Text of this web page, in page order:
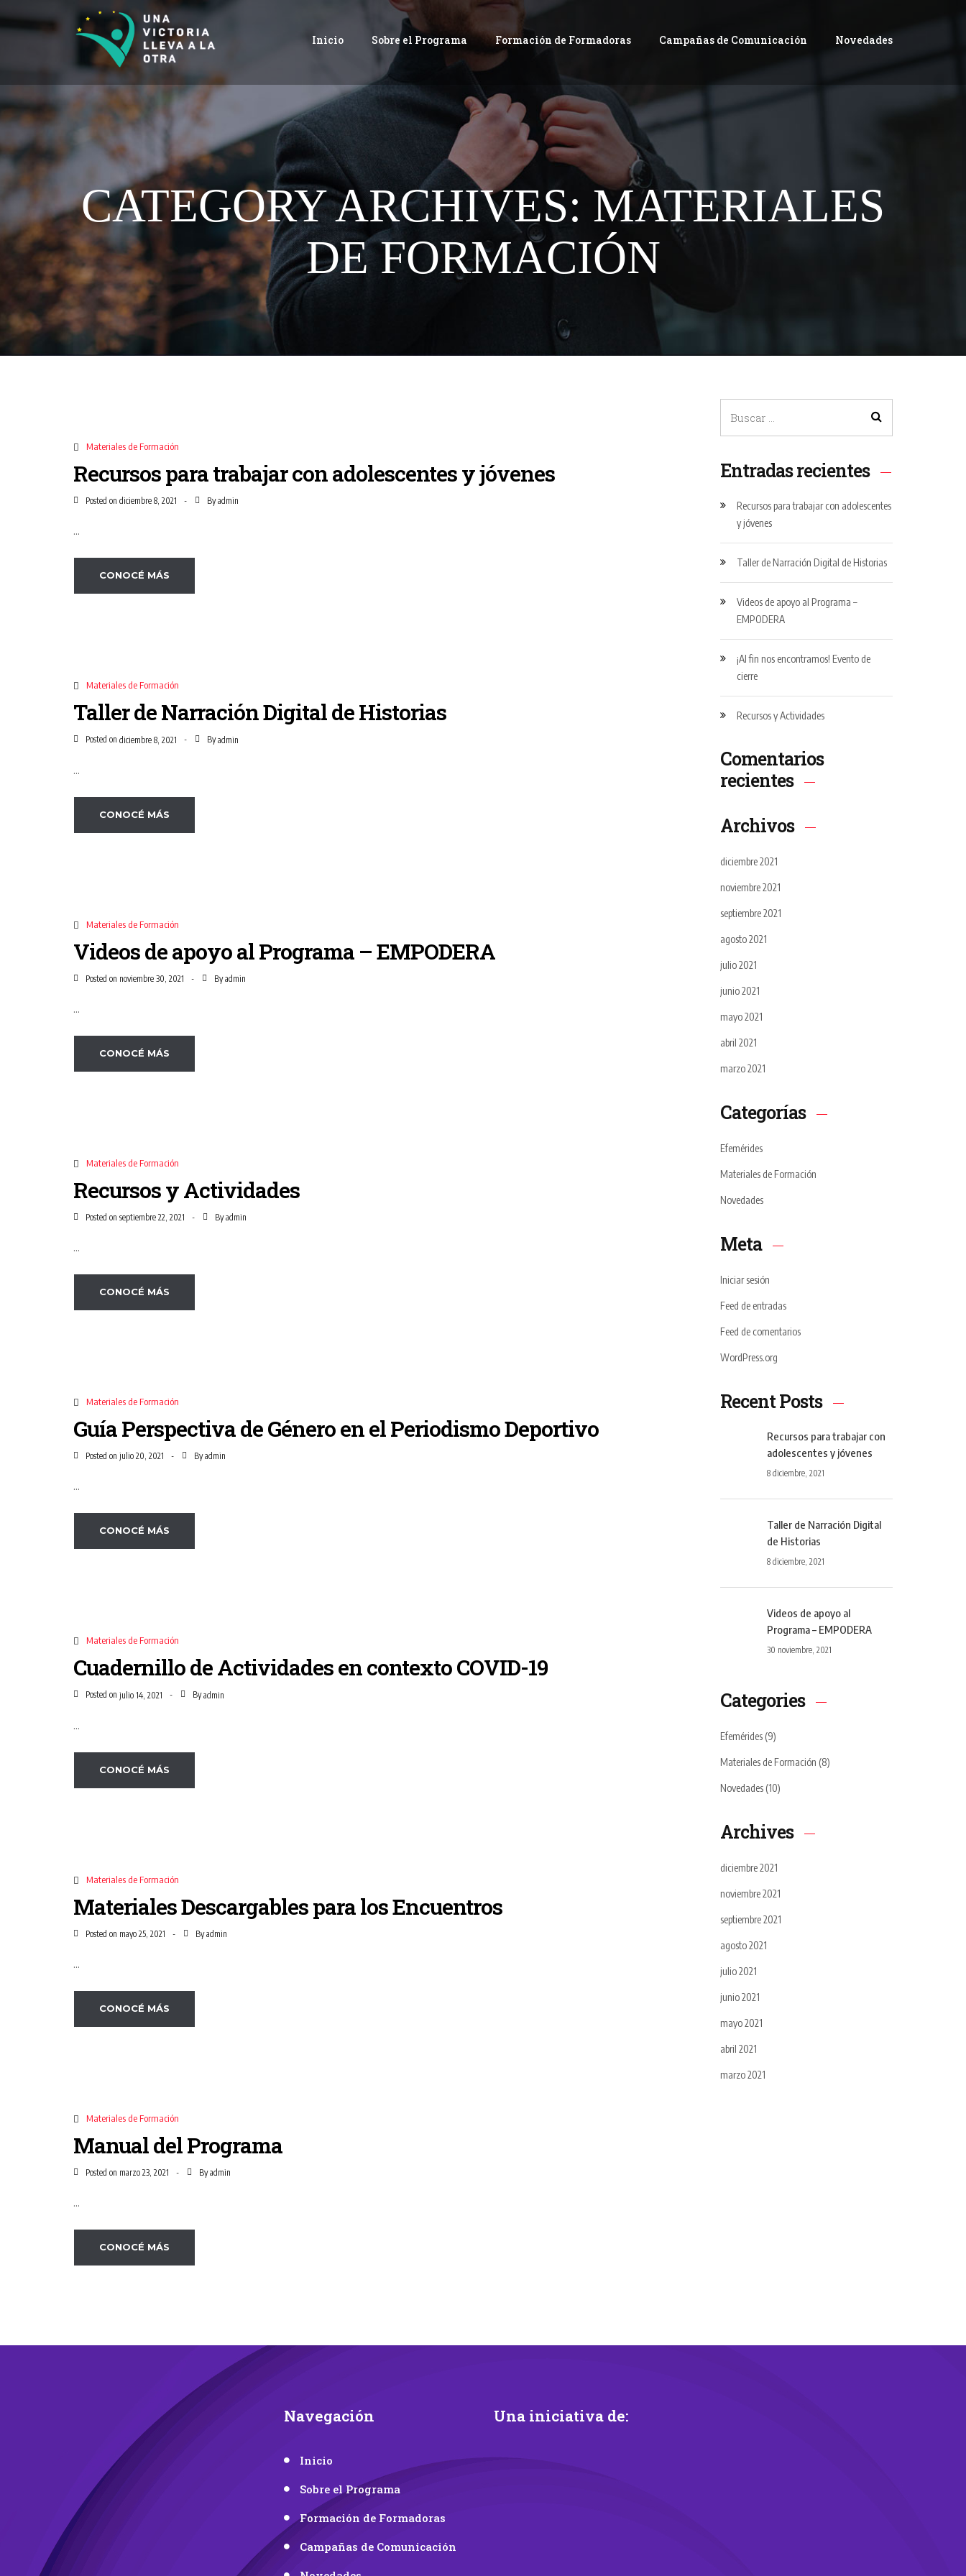
Inicio Sobre el Programa Formación de Formadoras Campañas de Comunicación Novedades
CATEGORY ARCHIVES: MATERIALES
DE FORMACIÓN
Materiales de Formación
Recursos para trabajar con adolescentes y jóvenes
Posted on diciembre 8, 2021 Byadmin
...
CONOCÉ MÁS
Materiales de Formación
Taller de Narración Digital de Historias
Posted on diciembre 8, 2021 Byadmin
...
CONOCÉ MÁS
Materiales de Formación
Videos de apoyo al Programa – EMPODERA
Posted on noviembre 30, 2021 Byadmin
...
CONOCÉ MÁS
Materiales de Formación
Recursos y Actividades
Posted on septiembre 22, 2021 Byadmin
...
CONOCÉ MÁS
Materiales de Formación
Guía Perspectiva de Género en el Periodismo Deportivo
Posted on julio 20, 2021 Byadmin
...
CONOCÉ MÁS
Materiales de Formación
Cuadernillo de Actividades en contexto COVID-19
Posted on julio 14, 2021 Byadmin
...
CONOCÉ MÁS
Materiales de Formación
Materiales Descargables para los Encuentros
Posted on mayo 25, 2021 Byadmin
...
CONOCÉ MÁS
Materiales de Formación
Manual del Programa
Posted on marzo 23, 2021 Byadmin
...
CONOCÉ MÁS
Entradas recientes
Recursos para trabajar con adolescentes
y jóvenes
Taller de Narración Digital de Historias
Videos de apoyo al Programa –
EMPODERA
¡Al fin nos encontramos! Evento de
cierre
Recursos y Actividades
Comentarios
recientes
Archivos
diciembre 2021
noviembre 2021
septiembre 2021
agosto 2021
julio 2021
junio 2021
mayo 2021
abril 2021
marzo 2021
Categorías
Efemérides
Materiales de Formación
Novedades
Meta
Iniciar sesión
Feed de entradas
Feed de comentarios
WordPress.org
Recent Posts
Recursos para trabajar con
adolescentes y jóvenes
8 diciembre, 2021
Taller de Narración Digital
de Historias
8 diciembre, 2021
Videos de apoyo al
Programa – EMPODERA
30 noviembre, 2021
Categories
Efemérides (9)
Materiales de Formación (8)
Novedades (10)
Archives
diciembre 2021
noviembre 2021
septiembre 2021
agosto 2021
julio 2021
junio 2021
mayo 2021
abril 2021
marzo 2021
Navegación
Inicio
Sobre el Programa
Formación de Formadoras
Campañas de Comunicación
Una iniciativa de: